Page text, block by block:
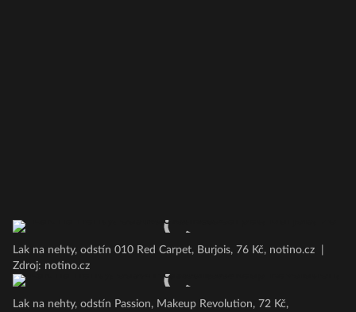
Lak na nehty, odstín 010 Red Carpet, Burjois, 76 Kč, notino.cz
Zdroj: notino.cz
Lak na nehty, odstín Passion, Makeup Revolution, 72 Kč,